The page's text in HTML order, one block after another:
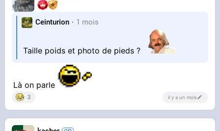
Ceinturion 1 mois
Taille poids et photo de pieds ?
Là on parle
3 il y a un mois